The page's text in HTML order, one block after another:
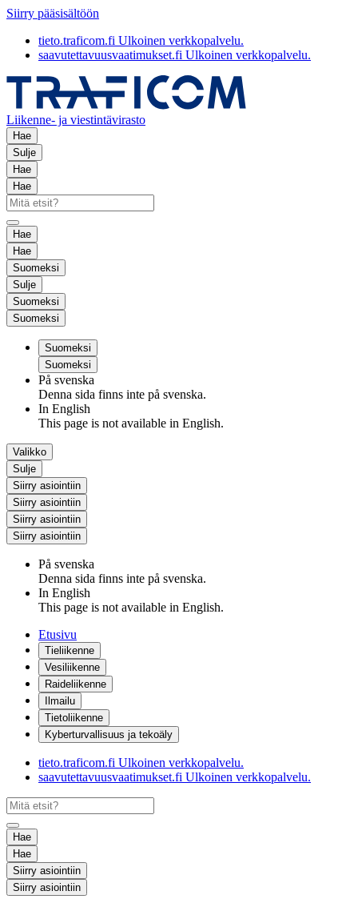
Siirry pääsisältöön
tieto.traficom.fi Ulkoinen verkkopalvelu.
saavutettavuusvaatimukset.fi Ulkoinen verkkopalvelu.
Liikenne- ja viestintävirasto
Hae
Sulje
Hae
Hae
Hae
Hae
Suomeksi
Sulje
Suomeksi
Suomeksi
Suomeksi
Suomeksi
På svenska
Denna sida finns inte på svenska.
In English
This page is not available in English.
Valikko
Sulje
Siirry asiointiin
Siirry asiointiin
Siirry asiointiin
Siirry asiointiin
På svenska
Denna sida finns inte på svenska.
In English
This page is not available in English.
Etusivu
Tieliikenne
Vesiliikenne
Raideliikenne
Ilmailu
Tietoliikenne
Kyberturvallisuus ja tekoäly
tieto.traficom.fi Ulkoinen verkkopalvelu.
saavutettavuusvaatimukset.fi Ulkoinen verkkopalvelu.
Hae
Hae
Siirry asiointiin
Siirry asiointiin